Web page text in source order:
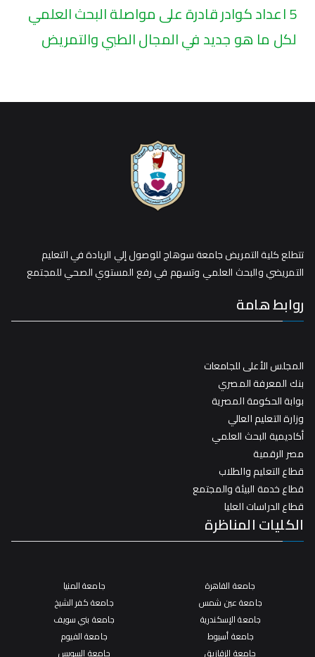
5 اعداد كوادر قادرة على مواصلة البحث العلمي
لكل ما هو جديد في المجال الطبي والتمريض
تتطلع كلية التمريض جامعة سوهاج للوصول إلي الريادة في التعليم
التمريضي والبحث العلمي وتسهم في رفع المستوي الصحي للمجتمع
روابط هامة
المجلس الأعلى للجامعات
بنك المعرفة المصري
بوابة الحكومة المصرية
وزارة التعليم العالي
أكاديمية البحث العلمي
مصر الرقمية
قطاع التعليم والطلاب
قطاع خدمة البيئة والمجتمع
قطاع الدراسات العليا
الكليات المناظرة
جامعة القاهرة
جامعة عين شمس
جامعة الإسكندرية
جامعة أسيوط
جامعة الزقازيق
جامعة المنيا
جامعة كفر الشيخ
جامعة بني سويف
جامعة الفيوم
جامعة السويس